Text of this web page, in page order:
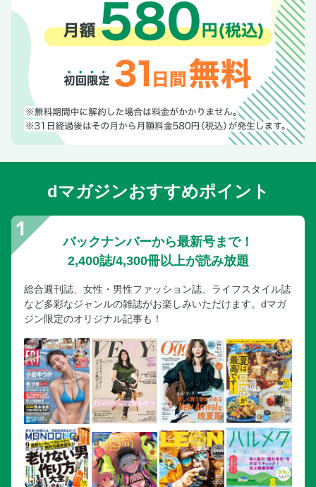
井上芳雄 午後はミュージカルのプリンス 午前はちょんまげ
柴咲コウ「もっと話しておけばよかった」近くて難しい家族
への思い
お知らせ（美ST）
お知らせ（女性自身）
【デジタル版限定】皇室Diary ＆ 今週の会見NEWS
dマガジンおすすめポイント
バックナンバーから最新号まで！
2,400誌/4,300冊以上が読み放題
総合週刊誌、女性・男性ファッション誌、ライフスタイル誌
など多彩なジャンルの雑誌がお楽しみいただけます。dマガ
ジン限定のオリジナル記事も！